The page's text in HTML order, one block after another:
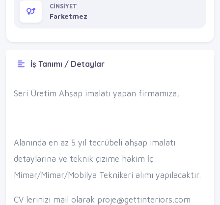
CİNSİYET
Farketmez
İş Tanımı / Detaylar
Seri Üretim Ahşap imalatı yapan firmamıza,
Alanında en az 5 yıl tecrübeli ahşap imalatı
detaylarına ve teknik çizime hakim İç
Mimar/Mimar/Mobilya Teknikeri alımı yapılacaktır.
CV lerinizi mail olarak proje@gettinteriors.com